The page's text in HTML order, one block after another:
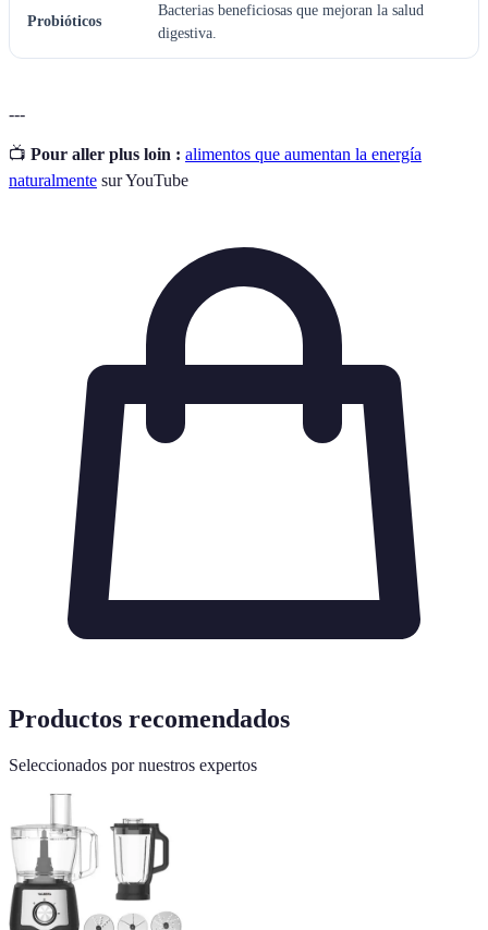
Probióticos
Bacterias beneficiosas que mejoran la salud
digestiva.
---
📺 Pour aller plus loin : alimentos que aumentan la energía
naturalmente sur YouTube
Productos recomendados
Seleccionados por nuestros expertos